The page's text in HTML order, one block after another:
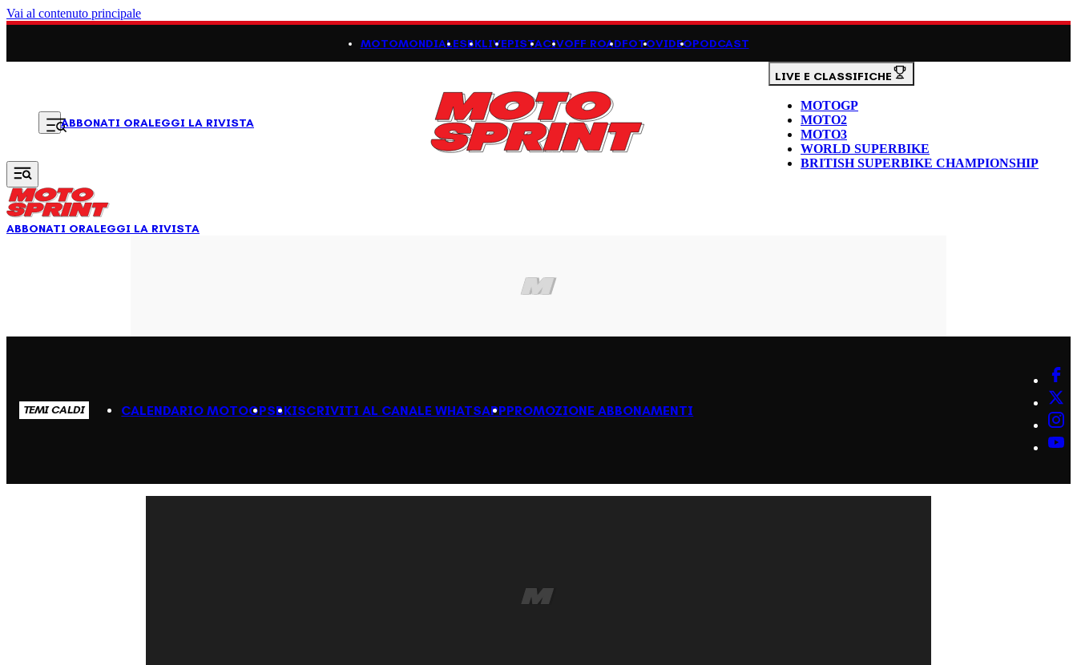
Vai al contenuto principale
MOTOMONDIALESBKLIVEPISTACIVOFF ROADFOTOVIDEOPODCAST
ABBONATI ORALEGGI LA RIVISTA
LIVE E CLASSIFICHE
MOTOGP
MOTO2
MOTO3
WORLD SUPERBIKE
BRITISH SUPERBIKE CHAMPIONSHIP
ABBONATI ORALEGGI LA RIVISTA
TEMI CALDI CALENDARIO MOTOGPSBKISCRIVITI AL CANALE WHATSAPPPROMOZIONE ABBONAMENTI